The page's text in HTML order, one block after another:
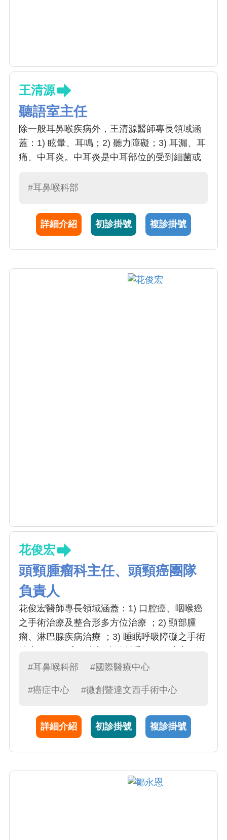
王清源
聽語室主任
除一般耳鼻喉疾病外，王清源醫師專長領域涵
蓋：1) 眩暈、耳鳴；2) 聽力障礙；3) 耳漏、耳
痛、中耳炎。中耳炎是中耳部位的受到細菌或
這是造成兒童聽力有損失最常見的原因，但卻
附近的構造，而引發其它併發症。眩暈症是非
常複雜的， 需要仔細問診，加上特殊檢查，甚
#耳鼻喉科部
詳細介紹 初診掛號 複診掛號
花俊宏
頭頸腫瘤科主任、頭頸癌團隊
負責人
花俊宏醫師專長領域涵蓋：1) 口腔癌、咽喉癌
之手術治療及整合形多方位治療 ；2) 頸部腫
瘤、淋巴腺疾病治療 ；3) 睡眠呼吸障礙之手術
指發生在口腔部位的癌症，包括唇、口底、
性惡性腫瘤罹患率之第四位，與嚼食檳榔習性
現黏膜變化者則需提高警覺，及早經常檢查
#耳鼻喉科部 #國際醫療中心
#癌症中心 #微創暨達文西手術中心
詳細介紹 初診掛號 複診掛號